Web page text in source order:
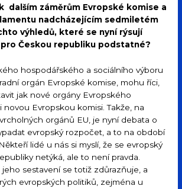
dalším záměrům Evropské komise a
nadcházejícím sedmiletém
výhledů, které se nyní rýsují
Českou republiku podstatné?
hospodářského a sociálního výboru
orgán Evropské komise, mohu říci,
jak nové orgány Evropského
novou Evropskou komisi. Takže, na
orgánů EU, je nyní debata o
evropský rozpočet, a to na období
lidé u nás si myslí, že se evropský
netýká, ale to není pravda.
sestavení se totiž zdůrazňuje, a
evropských politiků, zejména u